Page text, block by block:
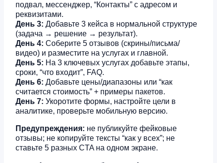
подвал, мессенджер, “Контакты” с адресом и
реквизитами.
День 3: Добавьте 3 кейса в нормальной структуре
(задача → решение → результат).
День 4: Соберите 5 отзывов (скрины/письма/
видео) и разместите на услугах и главной.
День 5: На 3 ключевых услугах добавьте этапы,
сроки, “что входит”, FAQ.
День 6: Добавьте цены/диапазоны или “как
считается стоимость” + примеры пакетов.
День 7: Укоротите формы, настройте цели в
аналитике, проверьте мобильную версию.
Предупреждения: не публикуйте фейковые
отзывы; не копируйте тексты “как у всех”; не
ставьте 5 разных CTA на одном экране.